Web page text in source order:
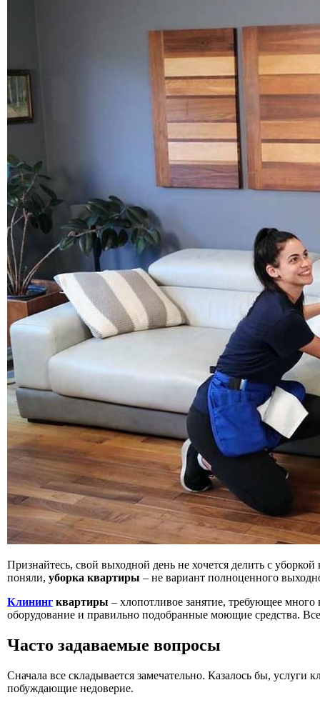
В 2. Об'єкти, продукція
В 2.5.
В 2.6.
В 2.7.
В 2.8.
В 3. Експлуатація, ремонт+
В 3.1.
В 3.2.
ДБН Г.
Г 1. Рекомендації
ДБН Д. +
Д 1. Нормування+
Д 1.1.
Абетка
Признайтесь, свой выходной день не хочется делить с
поняли, уборка квартиры – не вариант полноценного
Клининг квартиры – хлопотливое занятие, требующее
оборудование и правильно подобранные моющие средства.
Часто задаваемые вопросы
Сначала все складывается замечательно. Казалось бы,
побуждающие недоверие.